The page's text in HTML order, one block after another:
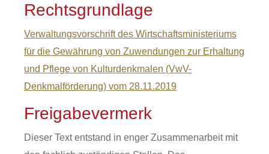
Rechtsgrundlage
Verwaltungsvorschrift des Wirtschaftsministeriums
für die Gewährung von Zuwendungen zur Erhaltung
und Pflege von Kulturdenkmalen (VwV-
Denkmalförderung) vom 28.11.2019
Freigabevermerk
Dieser Text entstand in enger Zusammenarbeit mit